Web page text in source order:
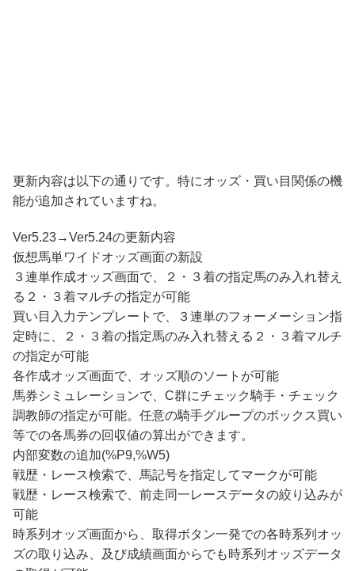
更新内容は以下の通りです。特にオッズ・買い目関係の機
能が追加されていますね。
Ver5.23→Ver5.24の更新内容
仮想馬単ワイドオッズ画面の新設
３連単作成オッズ画面で、２・３着の指定馬のみ入れ替え
る２・３着マルチの指定が可能
買い目入力テンプレートで、３連単のフォーメーション指
定時に、２・３着の指定馬のみ入れ替える２・３着マルチ
の指定が可能
各作成オッズ画面で、オッズ順のソートが可能
馬券シミュレーションで、C群にチェック騎手・チェック
調教師の指定が可能。任意の騎手グループのボックス買い
等での各馬券の回収値の算出ができます。
内部変数の追加(%P9,%W5)
戦歴・レース検索で、馬記号を指定してマークが可能
戦歴・レース検索で、前走同一レースデータの絞り込みが
可能
時系列オッズ画面から、取得ボタン一発での各時系列オッ
ズの取り込み、及び成績画面からでも時系列オッズデータ